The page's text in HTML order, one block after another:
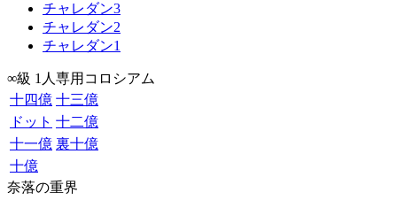
チャレダン3
チャレダン2
チャレダン1
∞級 1人専用コロシアム
十四億 十三億
ドット 十二億
十一億 裏十億
十億
奈落の重界